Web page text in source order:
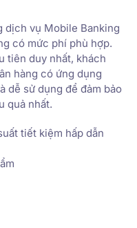
dịch vụ Mobile Banking
có mức phí phù hợp.
tiên duy nhất, khách
hàng có ứng dụng
dễ sử dụng để đảm bảo
quả nhất.
tiết kiệm hấp dẫn